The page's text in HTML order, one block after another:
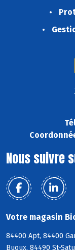
Nous suivre
Votre magasin
84400 Apt, 84400
Buoux, 84490 St-